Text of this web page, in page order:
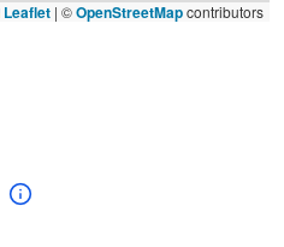
Leaflet | ©OpenStreetMapcontributors